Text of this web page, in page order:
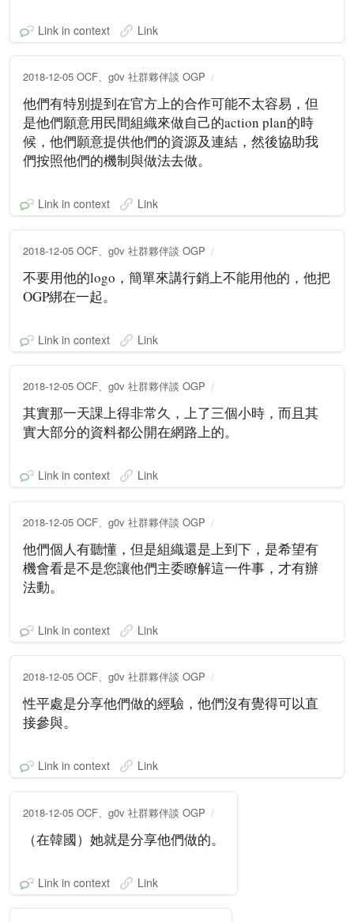
Link in context Link
2018-12-05 OCF、g0v 社群夥伴談 OGP
他們有特別提到在官方上的合作可能不太容易，但
是他們願意用民間組織來做自己的action plan的時
候，他們願意提供他們的資源及連結，然後協助我
們按照他們的機制與做法去做。
Link in context Link
2018-12-05 OCF、g0v 社群夥伴談 OGP
不要用他的logo，簡單來講行銷上不能用他的，他把
OGP綁在一起。
Link in context Link
2018-12-05 OCF、g0v 社群夥伴談 OGP
其實那一天課上得非常久，上了三個小時，而且其
實大部分的資料都公開在網路上的。
Link in context Link
2018-12-05 OCF、g0v 社群夥伴談 OGP
他們個人有聽懂，但是組織還是上到下，是希望有
機會看是不是您讓他們主委瞭解這一件事，才有辦
法動。
Link in context Link
2018-12-05 OCF、g0v 社群夥伴談 OGP
性平處是分享他們做的經驗，他們沒有覺得可以直
接參與。
Link in context Link
2018-12-05 OCF、g0v 社群夥伴談 OGP
（在韓國）她就是分享他們做的。
Link in context Link